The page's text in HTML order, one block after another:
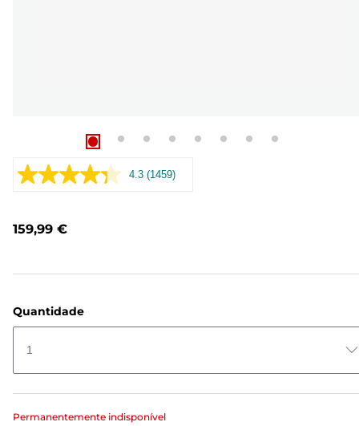
4.3 Leu
(1459)
159,99 €
Quantidade
1
Permanentemente indisponível